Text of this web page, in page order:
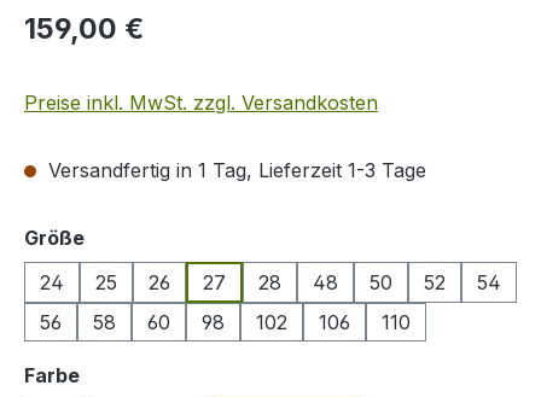
Regulärer Preis:
159,00 €
Preise inkl. MwSt. zzgl. Versandkosten
Versandfertig in 1 Tag, Lieferzeit 1-3 Tage
Größeauswählen
24
25 26 27 28 48 50 52
54
56
58 60 98 102 106 110
Farbeauswählen